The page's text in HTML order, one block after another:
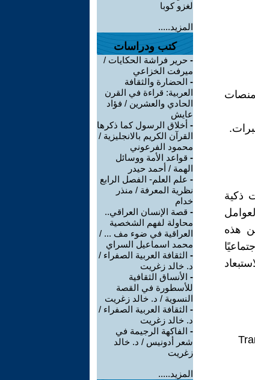
ذكية
هذه
لغزو كوبا
المزيد.....
كتب ودراسات
- حرير فراشة الحكايات /
ميرفت الخزاعي
- الحضارة والثقافة
العربية: قراءة في القرن
الحادي والعشرين / فؤاد
عايش
- أخلاق الرسول كما ذكرها
القرآن الكريم بالانجليزية /
محمود الفرعوني
- قواعد الأمة ووسائل
الهمة / أحمد حيدر
- علم العلم- الفصل الرابع
نظرية المعرفة / منذر
خدام
- قصة الإنسان العراقي..
محاولة لفهم الشخصية
العراقية في ضوء مف ... /
محمد اسماعيل السراي
- الثقافة العربية الصفراء /
د. خالد زغريت
- الأنساق الثقافية
للأسطورة في القصة
النسوية / د. خالد زغريت
- الثقافة العربية الصفراء /
د. خالد زغريت
- الفاكهة الرجيمة في
شعر أدونيس / د. خالد
زغريت
المزيد.....